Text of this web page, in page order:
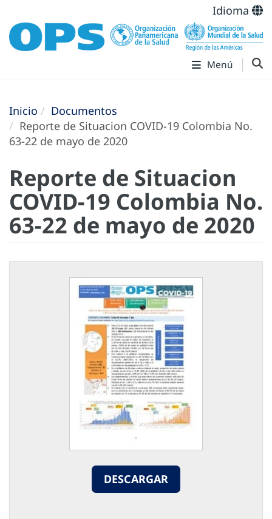
Idioma
Menú
Inicio
Documentos
Reporte de Situacion COVID-19 Colombia No.
63-22 de mayo de 2020
Reporte de Situacion
COVID-19 Colombia No.
63-22 de mayo de 2020
DESCARGAR